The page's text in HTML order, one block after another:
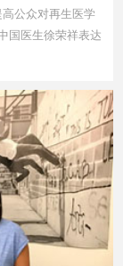
公众对再生医学
国医生徐荣祥表达